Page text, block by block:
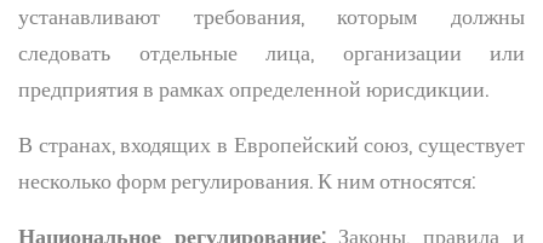
устанавливают требования, которым должны
следовать отдельные лица, организации или
предприятия в рамках определенной юрисдикции.
В странах, входящих в Европейский союз, существует
несколько форм регулирования. К ним относятся:
Национальное регулирование: Законы, правила и